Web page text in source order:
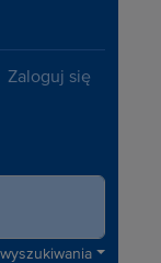
Zaloguj się